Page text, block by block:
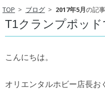
TOP ブログ 2017年5月の記
T1クランプポッ
こんにちは。
オリエンタルホビー店長お